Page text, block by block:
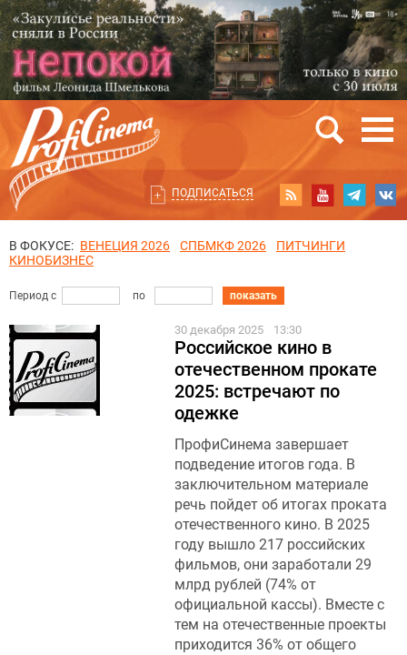
ПОДПИСАТЬСЯ
В ФОКУСЕ: ВЕНЕЦИЯ 2026 СПБМКФ 2026
ПИТЧИНГИ
КИНОБИЗНЕС
Период с по показать
30 декабря 2025 13:30
Российское кино в
отечественном прокате
2025: встречают по
одежке
ПрофиСинема завершает
подведение итогов года. В
заключительном материале
речь пойдет об итогах проката
отечественного кино. В 2025
году вышло 217 российских
фильмов, они заработали 29
млрд рублей (74% от
официальной кассы). Вместе с
тем на отечественные проекты
приходится 36% от общего